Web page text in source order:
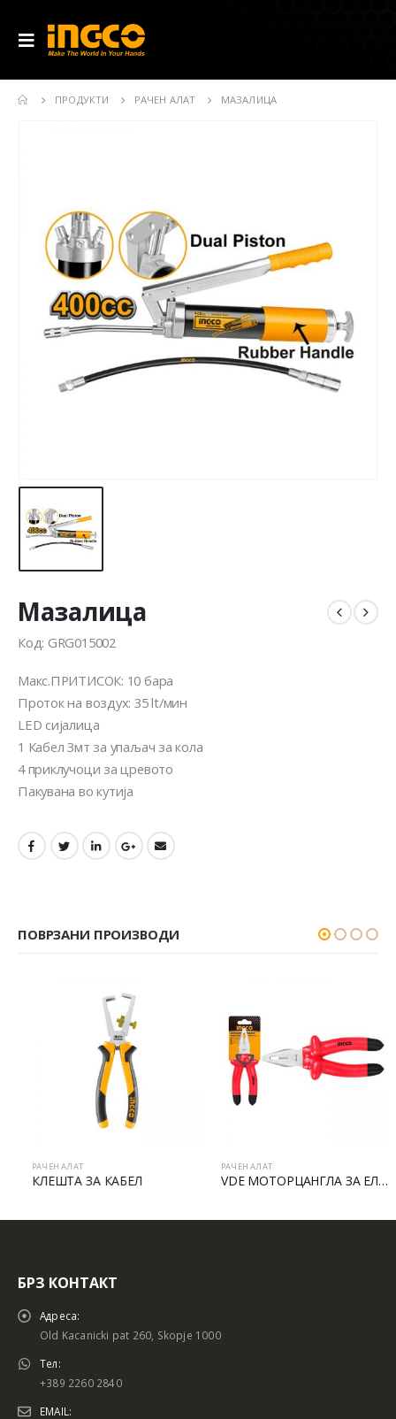
ПРОДУКТИ РАЧЕН АЛАТ МАЗАЛИЦА
Мазалица
Код: GRG015002
Макс.ПРИТИСОК: 10 бара
Проток на воздух: 35 lt/мин
LED сијалица
1 Кабел 3мт за упаљач за кола
4 приклучоци за цревото
Пакувана во кутија
ПОВРЗАНИ ПРОИЗВОДИ
РАЧЕН АЛАТ
КЛЕШТА ЗА КАБЕЛ
РАЧЕН АЛАТ
VDE МОТОРЦАНГЛА ЗА ЕЛЕКТРИЧАРИ
БРЗ КОНТАКТ
Адреса:
Old Kacanicki pat 260, Skopje 1000
Тел:
+389 2260 2840
EMAIL: